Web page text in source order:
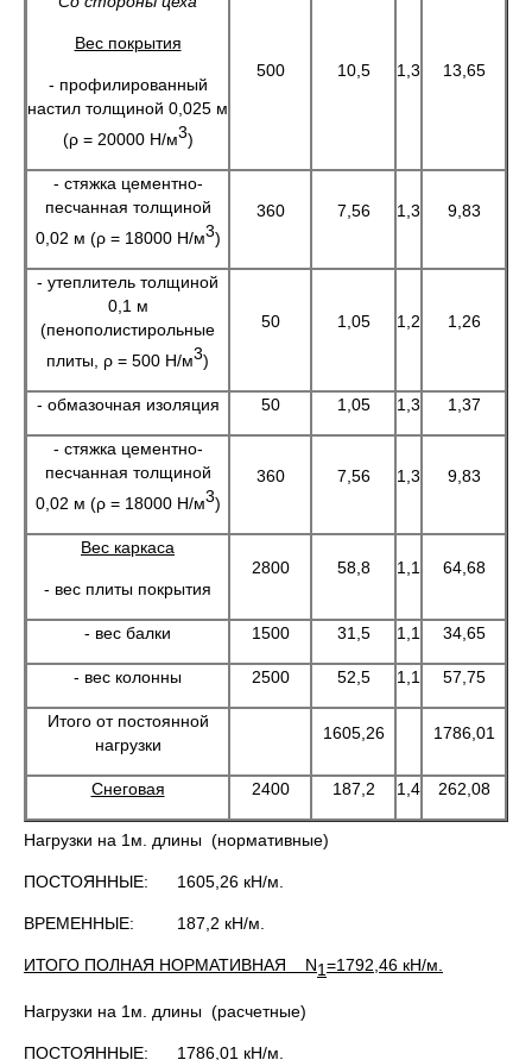
Вес покрытия
- профилированный
настил толщиной 0,025 м
(ρ = 20000 Н/м3)
500 10,5 1,3 13,65
- стяжка цементно-
песчанная толщиной
0,02 м (ρ = 18000 Н/м3)
360 7,56 1,3 9,83
- утеплитель толщиной
0,1 м
(пенополистирольные
плиты, ρ = 500 Н/м3)
50 1,05 1,2 1,26
- обмазочная изоляция 50 1,05 1,3 1,37
- стяжка цементно-
песчанная толщиной
0,02 м (ρ = 18000 Н/м3)
360 7,56 1,3 9,83
Вес каркаса
- вес плиты покрытия
2800 58,8 1,1 64,68
- вес балки 1500 31,5 1,1 34,65
- вес колонны 2500 52,5 1,1 57,75
Итого от постоянной
нагрузки
1605,26 1786,01
Снеговая 2400 187,2 1,4 262,08
Нагрузки на 1м. длины (нормативные)
ПОСТОЯННЫЕ: 1605,26 кН/м.
ВРЕМЕННЫЕ: 187,2 кН/м.
ИТОГО ПОЛНАЯ НОРМАТИВНАЯ N1=1792,46 кН/м.
Нагрузки на 1м. длины (расчетные)
ПОСТОЯННЫЕ: 1786,01 кН/м.